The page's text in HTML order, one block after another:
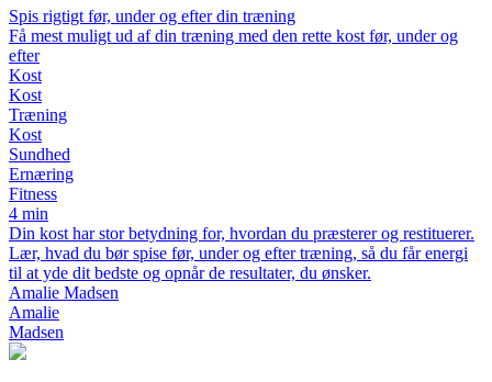
Spis rigtigt før, under og efter din træning
Få mest muligt ud af din træning med den rette kost før, under og
efter
Kost
Kost
Træning
Kost
Sundhed
Ernæring
Fitness
4 min
Din kost har stor betydning for, hvordan du præsterer og restituerer.
Lær, hvad du bør spise før, under og efter træning, så du får energi
til at yde dit bedste og opnår de resultater, du ønsker.
Amalie Madsen
Amalie
Madsen